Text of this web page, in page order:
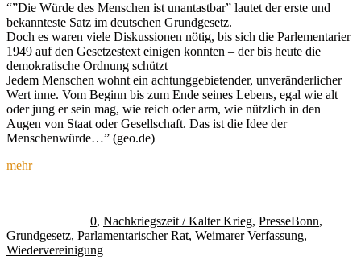
“”Die Würde des Menschen ist unantastbar” lautet der erste und
bekannteste Satz im deutschen Grundgesetz.
Doch es waren viele Diskussionen nötig, bis sich die Parlementarier
1949 auf den Gesetzestext einigen konnten – der bis heute die
demokratische Ordnung schützt
Jedem Menschen wohnt ein achtunggebietender, unveränderlicher
Wert inne. Vom Beginn bis zum Ende seines Lebens, egal wie alt
oder jung er sein mag, wie reich oder arm, wie nützlich in den
Augen von Staat oder Gesellschaft. Das ist die Idee der
Menschenwürde…” (geo.de)
mehr
0, Nachkriegszeit / Kalter Krieg, PresseBonn,
Grundgesetz, Parlamentarischer Rat, Weimarer Verfassung,
Wiedervereinigung